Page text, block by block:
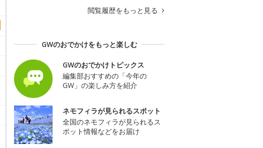
閲覧履歴をもっと見る
GWのおでかけをもっと楽しむ
GWのおでかけトピックス
編集部おすすめの「今年の
GW」の楽しみ方を紹介
ネモフィラが見られるスポット
全国のネモフィラが見られるス
ポット情報などをお届け